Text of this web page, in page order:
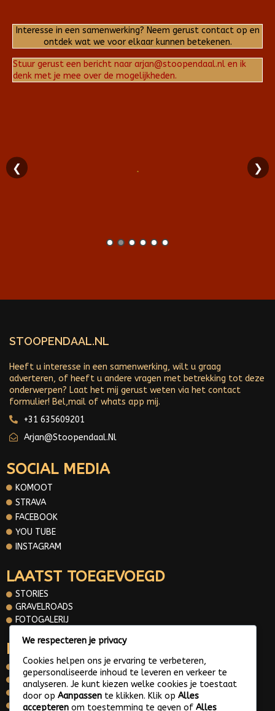
Interesse in een samenwerking? Neem gerust contact op en
ontdek wat we voor elkaar kunnen betekenen.
Stuur gerust een bericht naar arjan@stoopendaal.nl en ik
denk met je mee over de mogelijkheden.
❮ ❯
STOOPENDAAL.NL
Heeft u interesse in een samenwerking, wilt u graag
adverteren, of heeft u andere vragen met betrekking tot deze
onderwerpen? Laat het mij gerust weten via het contact
formulier! Bel,mail of whats app mij.
+31 635609201
Arjan@stoopendaal.nl
SOCIAL MEDIA
KOMOOT
STRAVA
FACEBOOK
YOU TUBE
INSTAGRAM
LAATST TOEGEVOEGD
STORIES
GRAVELROADS
FOTOGALERIJ
INFORMATIE
OVER MIJ
CONTACT
PRIVACY POLICY
WHATS APP ME
We respecteren je privacy
Cookies helpen ons je ervaring te verbeteren,
gepersonaliseerde inhoud te leveren en verkeer te
analyseren. Je kunt kiezen welke cookies je toestaat
door op Aanpassen te klikken. Klik op Alles
accepteren om toestemming te geven of Alles